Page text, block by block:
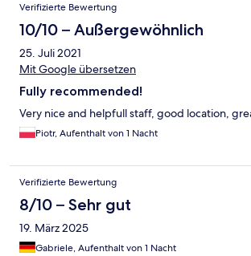
Verifizierte Bewertung
10/10 – Außergewöhnlich
25. Juli 2021
Mit Google übersetzen
Fully recommended!
Very nice and helpfull staff, good location,
Piotr, Aufenthalt von 1 Nacht
Verifizierte Bewertung
8/10 – Sehr gut
19. März 2025
Gabriele, Aufenthalt von 1 Nacht